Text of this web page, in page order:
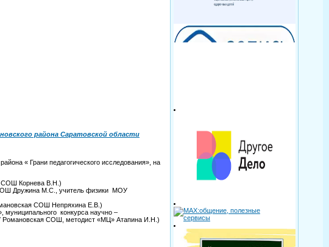
района Саратовской области
« Грани педагогического исследования», на
СОШ Корнева В.Н.)
СОШ Дружина М.С., учитель физики МОУ
СОШ Непряхина Е.В.)
муниципального конкурса научно –
Романовская СОШ, методист «МЦ» Атапина И.Н.)